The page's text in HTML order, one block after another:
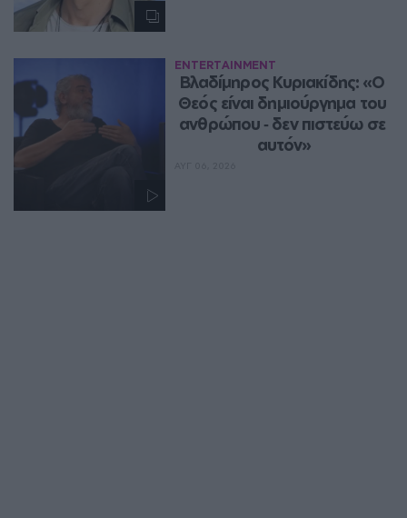
ENTERTAINMENT
Βλαδίμηρος Κυριακίδης: «Ο
Θεός είναι δημιούργημα του
ανθρώπου ‑ δεν πιστεύω σε
αυτόν»